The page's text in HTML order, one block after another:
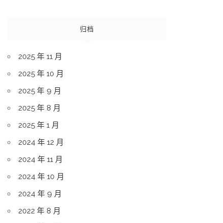
归档
2025 年 11 月
2025 年 10 月
2025 年 9 月
2025 年 8 月
2025 年 1 月
2024 年 12 月
2024 年 11 月
2024 年 10 月
2024 年 9 月
2022 年 8 月